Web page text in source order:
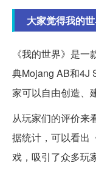
大家觉得我的
《我的世界》是
典Mojang AB和4J
家可以自由创造、
从玩家们的评价来
据统计，可以看出
戏，吸引了众多玩